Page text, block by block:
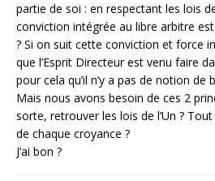
partie de soi : en respectant les lois
conviction intégrée au libre arbitre
? Si on suit cette conviction et force
que l’Esprit Directeur est venu faire
pour cela qu’il n’y a pas de notion de
Mais nous avons besoin de ces 2
sorte, retrouver les lois de l’Un ?
de chaque croyance ?
J’ai bon ?